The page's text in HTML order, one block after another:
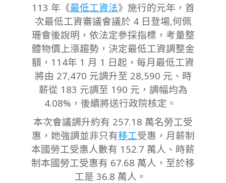
113 年《最低工資法》施行的元年，首
次最低工資審議會議於 4 日登場,何佩
珊會後說明，依法定參採指標，考量整
體物價上漲趨勢，決定最低工資調整金
額，114年 1 月 1 日起，每月最低工資
將由 27,470 元調升至 28,590 元、時
薪從 183 元調至 190 元，調幅均為
4.08%，後續將送行政院核定。
本次會議調升約有 257.18 萬名勞工受
惠，她強調並非只有移工受惠，月薪制
本國勞工受惠人數有 152.7 萬人、時薪
制本國勞工受惠有 67.68 萬人，至於移
工是 36.8 萬人。